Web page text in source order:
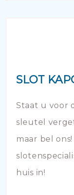
SLOT
Staat u voor
sleutel
maar bel
huis in!